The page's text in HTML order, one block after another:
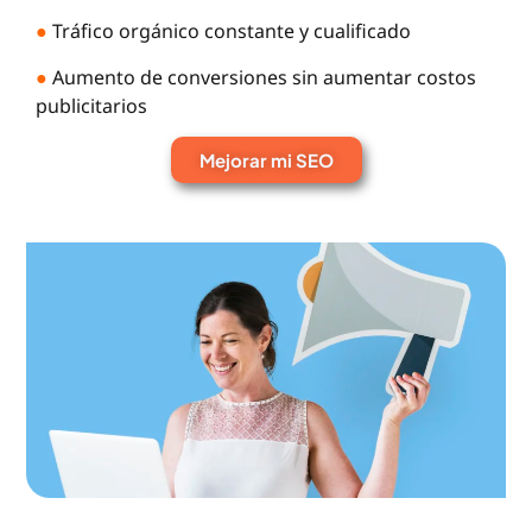
● Tráfico orgánico constante y cualificado
● Aumento de conversiones sin aumentar costos
publicitarios
Mejorar mi SEO